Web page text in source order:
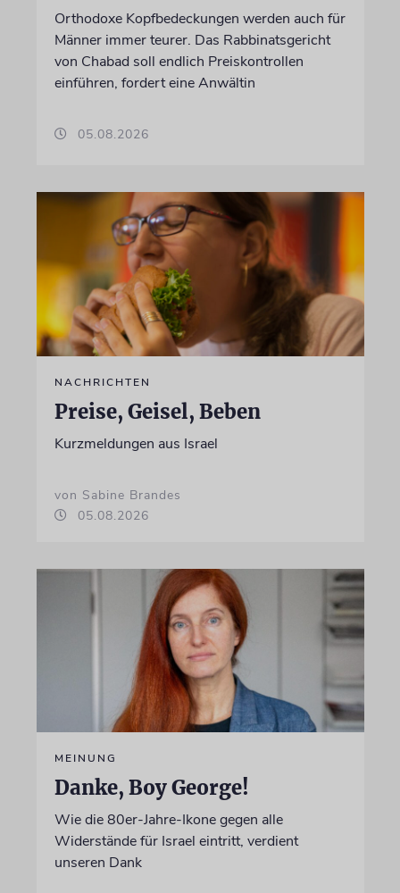
Orthodoxe Kopfbedeckungen werden auch für
Männer immer teurer. Das Rabbinatsgericht
von Chabad soll endlich Preiskontrollen
einführen, fordert eine Anwältin
05.08.2026
NACHRICHTEN
Preise, Geisel, Beben
Kurzmeldungen aus Israel
von Sabine Brandes
05.08.2026
MEINUNG
Danke, Boy George!
Wie die 80er-Jahre-Ikone gegen alle
Widerstände für Israel eintritt, verdient
unseren Dank